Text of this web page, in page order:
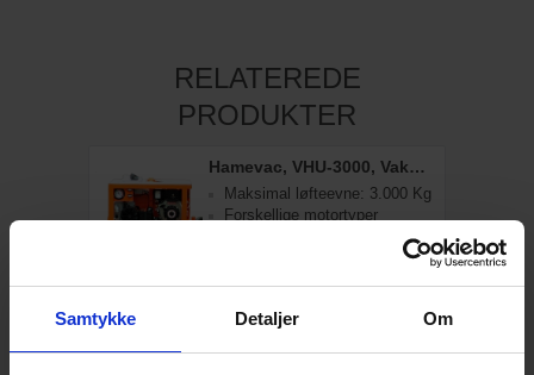
Samtykke Detaljer Om
RELATEREDE
PRODUKTER
Hamevac, VHU-3000, Vakuumløfter
Maksimal løfteevne: 3.000 Kg
Forskellige motortyper
Kan Monteres på maskiner
Send en forespørgsel og bliv kontaktet
inden for 24 timer